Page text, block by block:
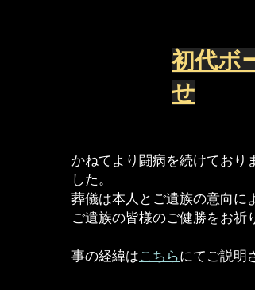
初代ボ
せ
かねてより闘病を続けており
した。
葬儀は本人とご遺族の意向に
ご遺族の皆様のご健勝をお祈
​事の経緯はこちらにてご説明